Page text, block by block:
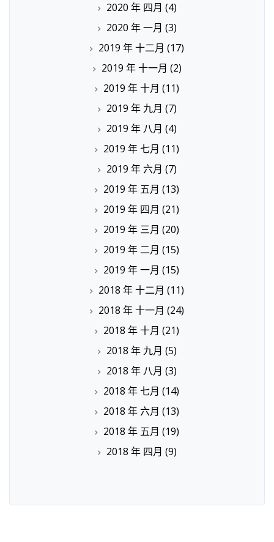
2020 年 四月 (4)
2020 年 一月 (3)
2019 年 十二月 (17)
2019 年 十一月 (2)
2019 年 十月 (11)
2019 年 九月 (7)
2019 年 八月 (4)
2019 年 七月 (11)
2019 年 六月 (7)
2019 年 五月 (13)
2019 年 四月 (21)
2019 年 三月 (20)
2019 年 二月 (15)
2019 年 一月 (15)
2018 年 十二月 (11)
2018 年 十一月 (24)
2018 年 十月 (21)
2018 年 九月 (5)
2018 年 八月 (3)
2018 年 七月 (14)
2018 年 六月 (13)
2018 年 五月 (19)
2018 年 四月 (9)